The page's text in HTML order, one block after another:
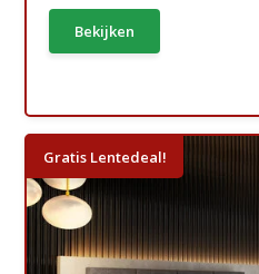
Bekijken
Gratis Lentedeal!